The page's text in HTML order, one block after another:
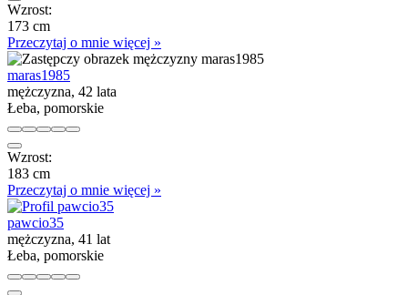
Wzrost:
173 cm
Przeczytaj o mnie więcej »
maras1985
mężczyzna, 42 lata
Łeba, pomorskie
Wzrost:
183 cm
Przeczytaj o mnie więcej »
pawcio35
mężczyzna, 41 lat
Łeba, pomorskie